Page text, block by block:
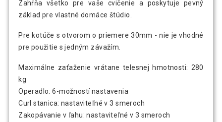
Zahŕňa všetko pre vaše cvičenie a poskytuje pevný
základ pre vlastné domáce štúdio.
Pre kotúče s otvorom o priemere 30mm - nie je vhodné
pre použitie s jedným závažím.
Maximálne zaťaženie vrátane telesnej hmotnosti: 280
kg
Operadlo: 6-možností nastavenia
Curl stanica: nastaviteľné v 3 smeroch
Zakopávanie v ľahu: nastaviteľné v 3 smeroch